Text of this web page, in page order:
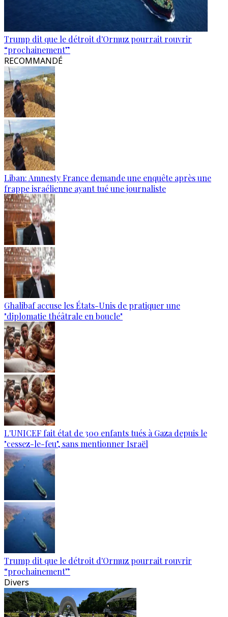
Trump dit que le détroit d'Ormuz pourrait rouvrir
“prochainement”
RECOMMANDÉ
Liban: Amnesty France demande une enquête après une
frappe israélienne ayant tué une journaliste
Ghalibaf accuse les États-Unis de pratiquer une
"diplomatie théâtrale en boucle"
L'UNICEF fait état de 300 enfants tués à Gaza depuis le
"cessez-le-feu", sans mentionner Israël
Trump dit que le détroit d'Ormuz pourrait rouvrir
“prochainement”
Divers